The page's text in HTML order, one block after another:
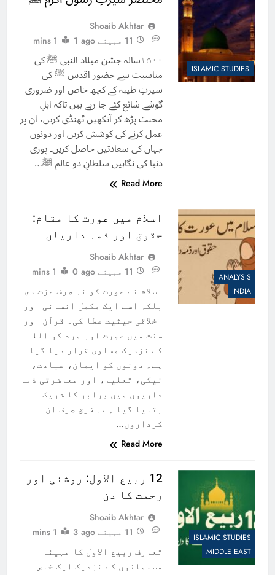
ISLAMIC STUDIES
Shoaib Akhtar
11 مہینے ago
1
1 mins
۱۵۰۰سالہ جشن میلاد النبی ﷺ کی
مناسبت سے حضور اقدس ﷺ کی
سیرتِ طیبہ کے کچھ خاص اور ضروری
گوشے شائع کئے جا رہے ہیں تاکہ اہلِ
محبت پڑھ کر آنکھیں ٹھنڈی کریں، ان پر
عمل کرنے کی کوشش کریں اور دونوں
جہاں کی سعادتیں حاصل کریں۔ پوری
دنیا کی نگاہیں سلطانِ دو عالم ﷺ…
Read More
ANALYSIS
INDIA
اسلام میں عورت کا مقام:
حقوق اور ذمہ داریاں
Shoaib Akhtar
11 مہینے ago
0
1 mins
اسلام نے عورت کو نہ صرف عزت دی
بلکہ اسے ایک مکمل انسانی اور
اخلاقی حیثیت عطا کی۔ قرآن اور
سنت میں عورت اور مرد کو اللہ
کے نزدیک مساوی قرار دیا گیا
ہے۔ دونوں کو ایمان، عبادت،
نیکی، تعلیم، اور معاشرتی ذمہ
داریوں میں برابر کا شریک
بتایا گیا ہے۔ فرق صرف ان
کرداروں…
Read More
ISLAMIC STUDIES
MIDDLE EAST
12 ربیع الاول: روشنی اور
رحمت کا دن
Shoaib Akhtar
11 مہینے ago
3
1 mins
تعارف ربیع الاول کا مہینہ
مسلمانوں کے نزدیک ایک خاص